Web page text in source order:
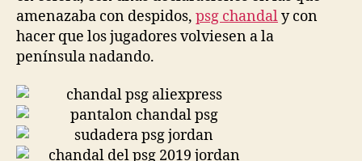
amenazaba con despidos, psg chandaly con
hacer que los jugadores volviesen a la
península nadando.